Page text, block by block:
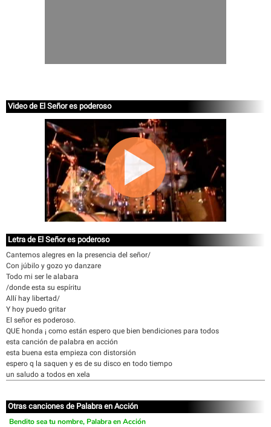
Video de El Señor es poderoso
Letra de El Señor es poderoso
Cantemos alegres en la presencia del señor/
Con júbilo y gozo yo danzare
Todo mi ser le alabara
/donde esta su espíritu
Allí hay libertad/
Y hoy puedo gritar
El señor es poderoso.
QUE honda ¡ como están espero que bien bendiciones para todos
esta canción de palabra en acción
esta buena esta empieza con distorsión
espero q la saquen y es de su disco en todo tiempo
un saludo a todos en xela
Otras canciones de Palabra en Acción
Bendito sea tu nombre, Palabra en Acción